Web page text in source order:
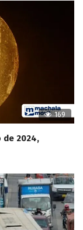
169
de 2024,